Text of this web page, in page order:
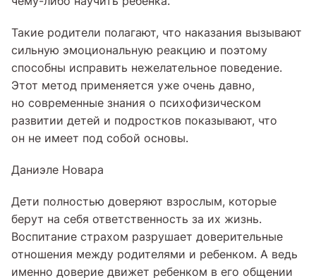
Такие родители полагают, что наказания вызывают
сильную эмоциональную реакцию и поэтому
способны исправить нежелательное поведение.
Этот метод применяется уже очень давно,
но современные знания о психофизическом
развитии детей и подростков показывают, что
он не имеет под собой основы.
Даниэле Новара
Дети полностью доверяют взрослым, которые
берут на себя ответственность за их жизнь.
Воспитание страхом разрушает доверительные
отношения между родителями и ребенком. А ведь
именно доверие движет ребенком в его общении